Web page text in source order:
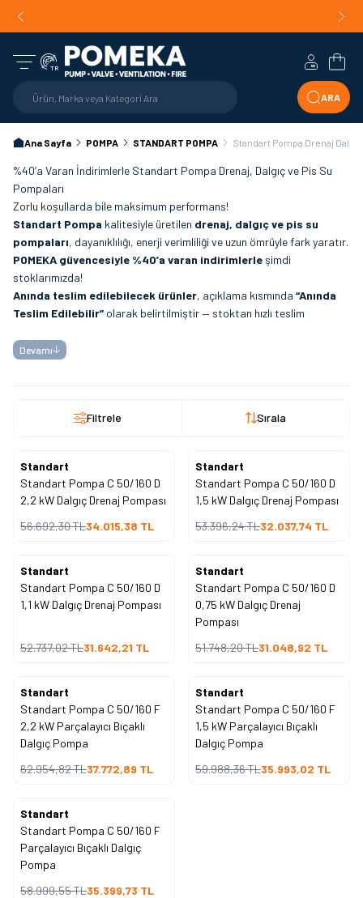
TR
ARA
Hesabım
Ana Sayfa POMPA STANDART POMPA Standart Pompa Drenaj
%40’a Varan İndirimlerle Standart Pompa Drenaj, Dalgıç ve Pis Su
Pompaları
Zorlu koşullarda bile maksimum performans!
Standart Pompa kalitesiyle üretilen drenaj, dalgıç ve pis su
pompaları, dayanıklılığı, enerji verimliliği ve uzun ömrüyle fark yaratır.
POMEKA güvencesiyle %40’a varan indirimlerleşimdi
stoklarımızda!
Anında teslim edilebilecek ürünler, açıklama kısmında “Anında
Teslim Edilebilir” olarak belirtilmiştir — stoktan hızlı teslim
Pis su, drenaj ve atık su tahliyesi
kullanın — Standart Pompa’nın mühendislik kalitesi uzun yıllar farkını
teknik destek avantajını tek çatı altında sunar.
💬Stok durumu ve teknik destek için:
📞0501 555 93 10numaralı hattımızdan bize ulaşabilirsiniz.
Devamı
Filtrele Sırala
%40
İndirim
Standart
Standart Pompa C 50/160 D
2,2 kW Dalgıç Drenaj Pompası
56.692,30TL34.015,38 TL
%40
İndirim
Standart
Standart Pompa C 50/160 D
1,5 kW Dalgıç Drenaj Pompası
53.396,24TL32.037,74 TL
%40
İndirim
Standart
Standart Pompa C 50/160 D
1,1 kW Dalgıç Drenaj Pompası
52.737,02TL31.642,21 TL
%40
İndirim
Standart
Standart Pompa C 50/160 D
0,75 kW Dalgıç Drenaj
Pompası
51.748,20TL31.048,92 TL
%40
İndirim
Standart
Standart Pompa C 50/160 F
2,2 kW Parçalayıcı Bıçaklı
Dalgıç Pompa
62.954,82TL37.772,89 TL
%40
İndirim
Standart
Standart Pompa C 50/160 F
1,5 kW Parçalayıcı Bıçaklı
Dalgıç Pompa
59.988,36TL35.993,02 TL
%40
İndirim
Standart
Standart Pompa C 50/160 F
Parçalayıcı Bıçaklı Dalgıç
Pompa
58.999,55TL35.399,73 TL